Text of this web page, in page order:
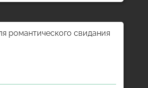
романтического свидания